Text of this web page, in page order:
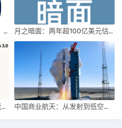
AI聊天机器人为何频繁“失控”，背后原因及解决方案解析 月之暗面：两年超100亿美元估值，K2.5引领AI新纪元
Anthropic撤销安全承诺：AI竞赛中的伦理与商业博弈 中国商业航天：从发射到低空经济，全面加速